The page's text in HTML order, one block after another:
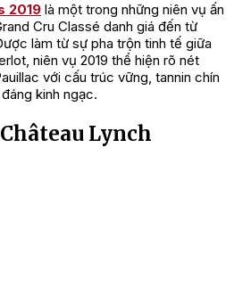
2019 là một trong những niên vụ ấn
Cru Classé danh giá đến từ
làm từ sự pha trộn tinh tế giữa
niên vụ 2019 thể hiện rõ nét
với cấu trúc vững, tannin chín
kinh ngạc.
Lynch